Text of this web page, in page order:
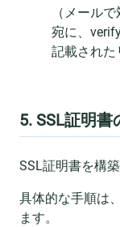
（メール
宛に、
記載された
5. SSL証明書
SSL証明書を構築
具体的な手順は、
ます。